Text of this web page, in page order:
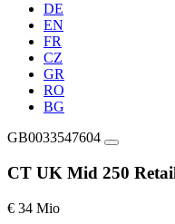
DE
EN
FR
CZ
GR
RO
BG
GB0033547604
CT UK Mid 250
€ 34 Mio